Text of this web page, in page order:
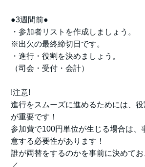
●3週間前●
・参加者リストを作成しましょう。
※出欠の最終締切日です。
・進行・役割を決めましょう。
（司会・受付・会計）
!注意!
進行をスムーズに進めるためには、
が重要です！
参加費で100円単位が生じる場合は、
意する必要性があります！
誰が両替をするのかを事前に決めて
／